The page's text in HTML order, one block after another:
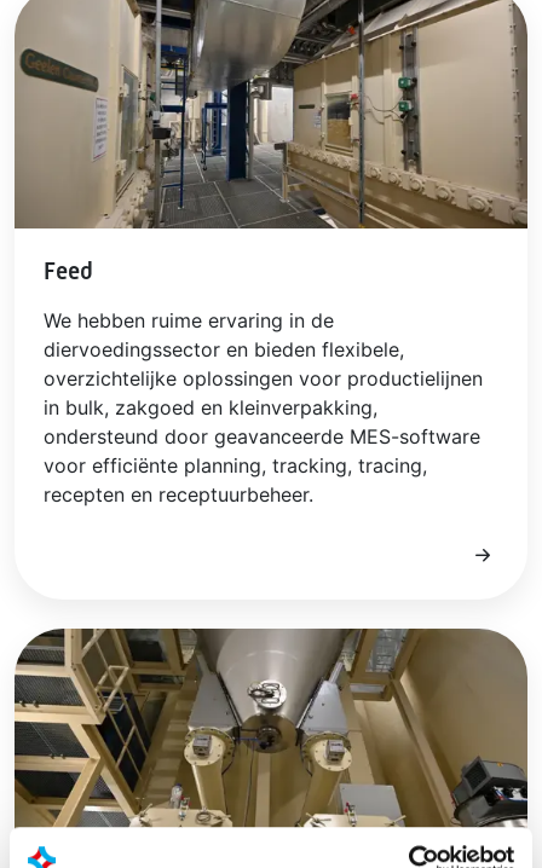
Feed
We hebben ruime ervaring in de
diervoedingssector en bieden flexibele,
overzichtelijke oplossingen voor productielijnen
in bulk, zakgoed en kleinverpakking,
ondersteund door geavanceerde MES-software
voor efficiënte planning, tracking, tracing,
recepten en receptuurbeheer.